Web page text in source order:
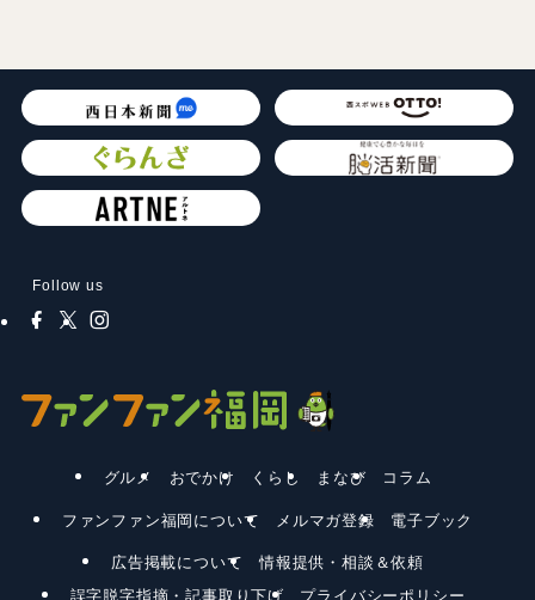
Follow us
グルメ おでかけ くらし まなび コラム
ファンファン福岡について メルマガ登録 電子ブック
広告掲載について
情報提供・相談＆依頼
誤字脱字指摘・記事取り下げ
プライバシーポリシー